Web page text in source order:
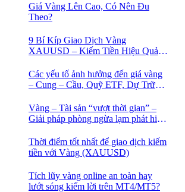
Giá Vàng Lên Cao, Có Nên Đu
Theo?
9 Bí Kíp Giao Dịch Vàng
XAUUSD – Kiếm Tiền Hiệu Quả
Các yếu tố ảnh hưởng đến giá vàng
– Cung – Cầu, Quỹ ETF, Dự Trữ
Vàng – Tài sản “vượt thời gian” –
Giải pháp phòng ngừa lạm phát hiệu
Thời điểm tốt nhất để giao dịch kiếm
tiền với Vàng (XAUUSD)
Tích lũy vàng online an toàn hay
lướt sóng kiếm lời trên MT4/MT5?